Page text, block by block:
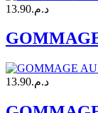
د.م.13.90
د.م.13.90